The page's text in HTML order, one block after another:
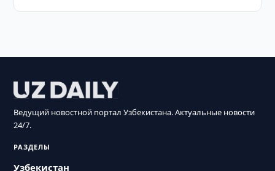
Ведущий новостной портал Узбекистана. Актуальные новости
24/7.
РАЗДЕЛЫ
Узбекистан